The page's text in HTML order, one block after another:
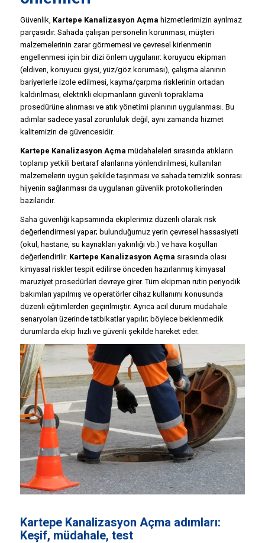
Güvenlik, Kartepe Kanalizasyon Açma hizmetlerimizin ayrılmaz
parçasıdır. Sahada çalışan personelin korunması, müşteri
malzemelerinin zarar görmemesi ve çevresel kirlenmenin
engellenmesi için bir dizi önlem uygulanır: koruyucu ekipman
(eldiven, koruyucu giysi, yüz/göz koruması), çalışma alanının
bariyerlerle izole edilmesi, kayma/çarpma risklerinin ortadan
kaldırılması, elektrikli ekipmanların güvenli topraklama
prosedürüne alınması ve atık yönetimi planının uygulanması. Bu
adımlar sadece yasal zorunluluk değil, aynı zamanda hizmet
kalitemizin de güvencesidir.
Kartepe Kanalizasyon Açma müdahaleleri sırasında atıkların
toplanıp yetkili bertaraf alanlarına yönlendirilmesi, kullanılan
malzemelerin uygun şekilde taşınması ve sahada temizlik sonrası
hijyenin sağlanması da uygulanan güvenlik protokollerinden
bazılarıdır.
Saha güvenliği kapsamında ekiplerimiz düzenli olarak risk
değerlendirmesi yapar; bulunduğumuz yerin çevresel hassasiyeti
(okul, hastane, su kaynakları yakınlığı vb.) ve hava koşulları
değerlendirilir. Kartepe Kanalizasyon Açma sırasında olası
kimyasal riskler tespit edilirse önceden hazırlanmış kimyasal
maruziyet prosedürleri devreye girer. Tüm ekipman rutin periyodik
bakımları yapılmış ve operatörler cihaz kullanımı konusunda
düzenli eğitimlerden geçirilmiştir. Ayrıca acil durum müdahale
senaryoları üzerinde tatbikatlar yapılır; böylece beklenmedik
durumlarda ekip hızlı ve güvenli şekilde hareket eder.
Kartepe Kanalizasyon Açma adımları:
Keşif, müdahale, test